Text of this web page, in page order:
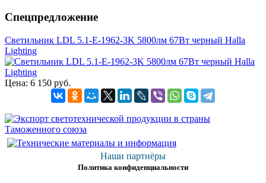
Спецпредложение
Светильник LDL 5.1-E-1962-3K 5800лм 67Вт черный Halla
Lighting
Цена: 6 150 руб.
Наши партнёры
Политика конфиденциальности